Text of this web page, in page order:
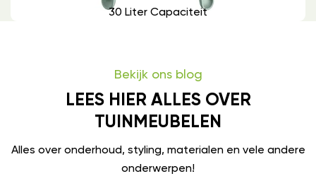
30 Liter Capaciteit
Bekijk ons blog
LEES HIER ALLES OVER
TUINMEUBELEN
Alles over onderhoud, styling, materialen en vele andere
onderwerpen!